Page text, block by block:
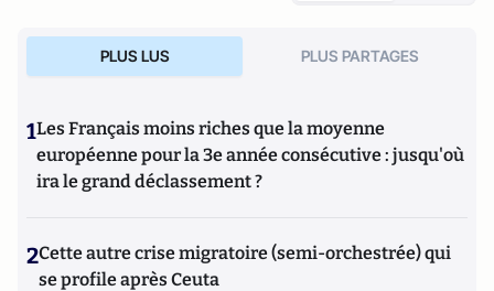
PLUS LUS PLUS PARTAGES
1Les Français moins riches que la moyenne
européenne pour la 3e année consécutive : jusqu'où
ira le grand déclassement ?
2Cette autre crise migratoire (semi-orchestrée) qui
se profile après Ceuta